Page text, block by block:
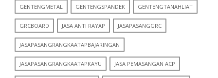
GENTENGMETAL GENTENGSPANDEK GENTENGTANAHLIAT
GRCBOARD JASA ANTI RAYAP JASAPASANGGRC
JASAPASANGRANGKAATAPBAJARINGAN
JASAPASANGRANGKAATAPKAYU JASA PEMASANGAN ACP